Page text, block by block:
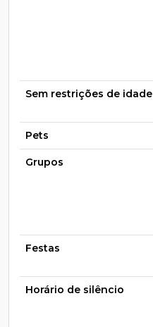
Sem restrições de idade
Pets
Grupos
Festas
Horário de silêncio